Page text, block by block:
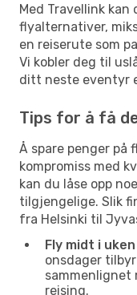
Med Travellink
flyalternativer,
en reiserute som
Vi kobler deg til
ditt neste eventyr
Tips for å få
Å spare penger på
kompromiss med
kan du låse opp
tilgjengelige. Slik
fra Helsinki til
Fly midt i
onsdager
sammenlignet
reising.